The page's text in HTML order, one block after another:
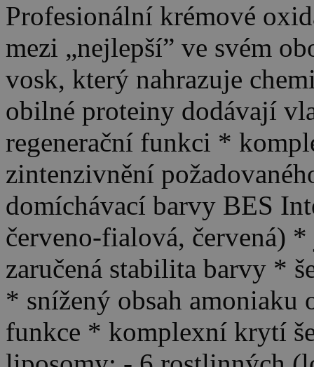
Profesionální krémové
mezi „nejlepší” ve svém
vosk, který nahrazuje
obilné proteiny dodávají
regenerační funkci *
zintenzivnění
domíchávací barvy BES
červeno-fialová, červená)
zaručená stabilita barvy *
* snížený obsah
funkce * komplexní krytí